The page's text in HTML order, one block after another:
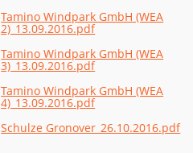
Tamino Windpark GmbH (WEA
2)_13.09.2016.pdf
Tamino Windpark GmbH (WEA
3)_13.09.2016.pdf
Tamino Windpark GmbH (WEA
4)_13.09.2016.pdf
Schulze Gronover_26.10.2016.pdf